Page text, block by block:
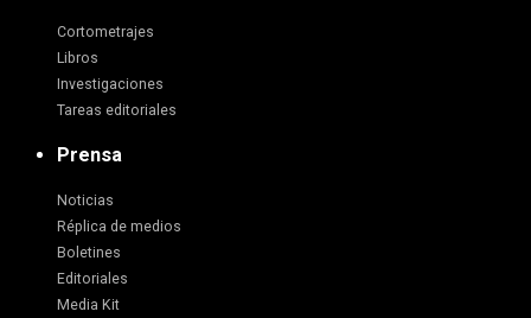
Cortometrajes
Libros
Investigaciones
Tareas editoriales
Prensa
Noticias
Réplica de medios
Boletines
Editoriales
Media Kit